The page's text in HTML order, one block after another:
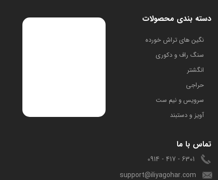
دسته بندی محصولات
​نگین های تراش خورده
سنگ راف و دکوری
انگشتر
حراجی
سرویس و نیم ست
آویز و دستبند
تماس با ما
6301 - 417 - 0914
support@iliyagohar.com